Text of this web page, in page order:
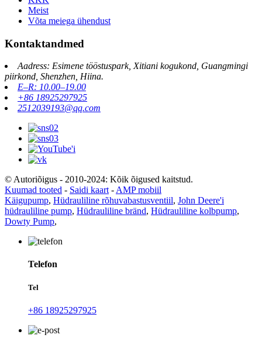
Meist
Võta meiega ühendust
Kontaktandmed
Aadress: Esimene tööstuspark, Xitiani kogukond, Guangmingi
piirkond, Shenzhen, Hiina.
E–R: 10.00–19.00
+86 18925297925
2512039193@qq.com
© Autoriõigus - 2010-2024: Kõik õigused kaitstud.
Kuumad tooted - Saidi kaart - AMP mobiil
Käigupump, Hüdrauliline rõhuvabastusventiil, John Deere'i
hüdrauliline pump, Hüdrauliline bränd, Hüdrauliline kolbpump,
Dowty Pump,
Telefon
Tel
+86 18925297925